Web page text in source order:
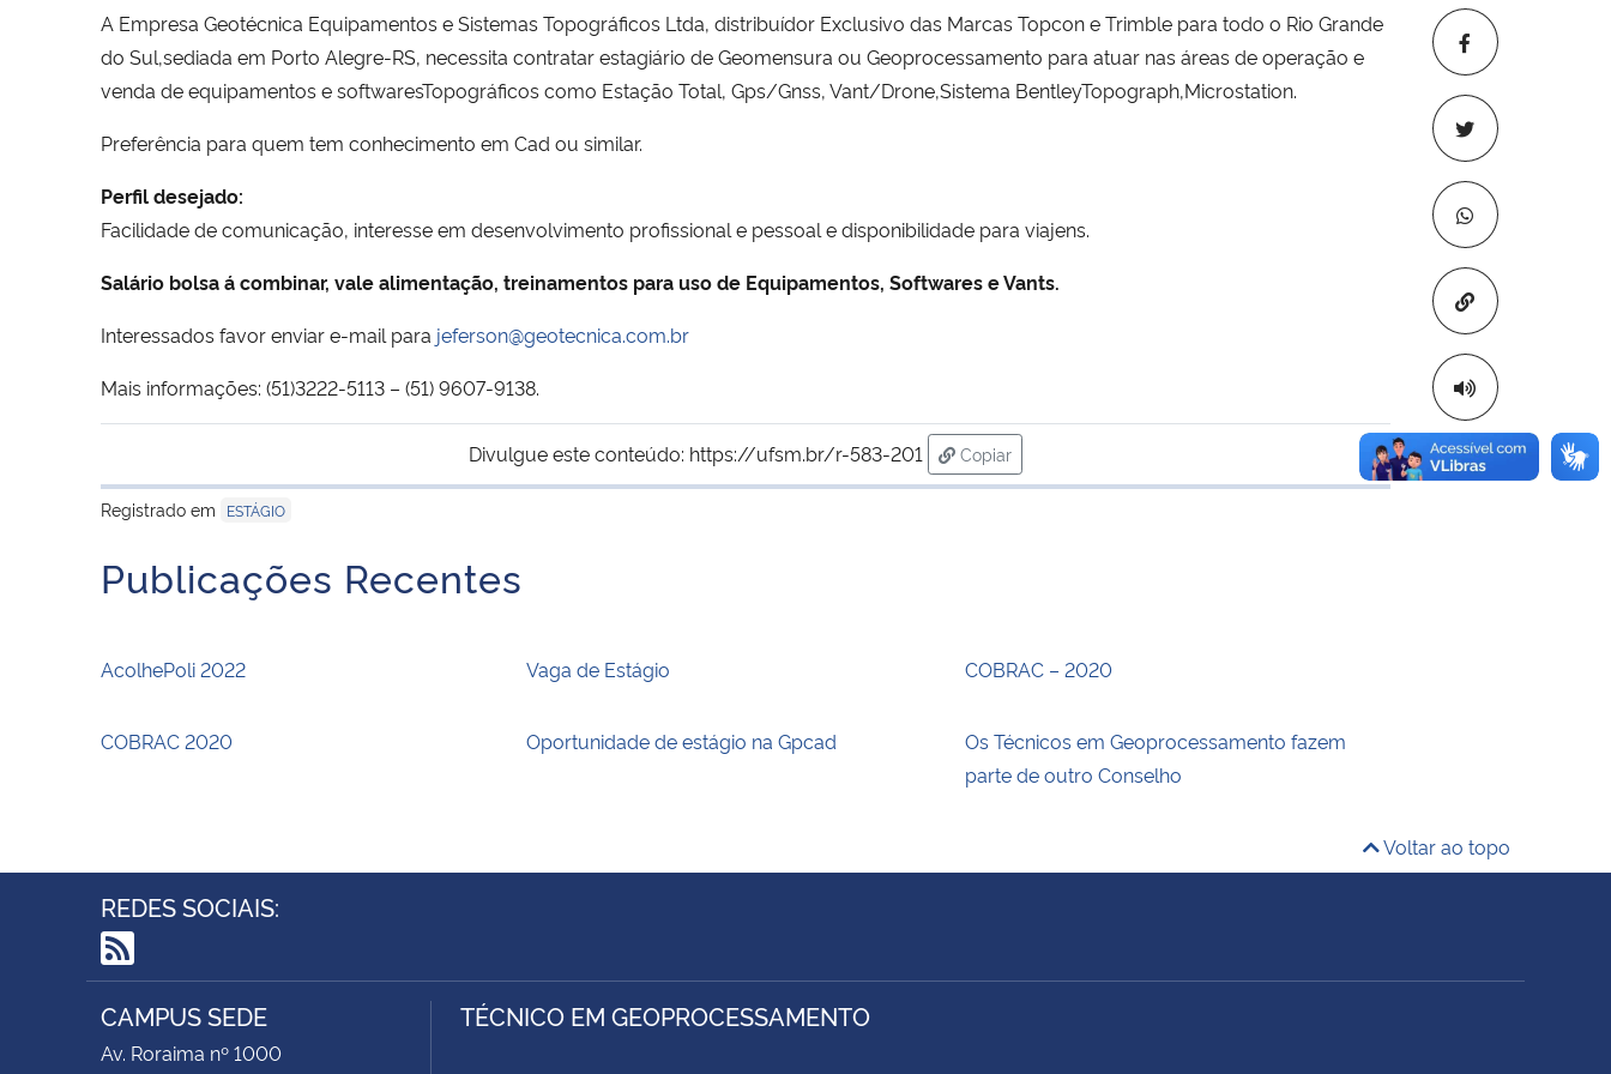
Copiar para
A Empresa Geotécnica Equipamentos e Sistemas Topográficos Ltda, distribuídor Exclusivo das Marcas Topcon e Trimble para todo o Rio Grande
do Sul,sediada em Porto Alegre-RS, necessita contratar estagiário de Geomensura ou Geoprocessamento para atuar nas áreas de operação e
venda de equipamentos e softwaresTopográficos como Estação Total, Gps/Gnss, Vant/Drone,Sistema BentleyTopograph,Microstation.
Preferência para quem tem conhecimento em Cad ou similar.
Perfil desejado:
Facilidade de comunicação, interesse em desenvolvimento profissional e pessoal e disponibilidade para viajens.
Salário bolsa á combinar, vale alimentação, treinamentos para uso de Equipamentos, Softwares e Vants.
Interessados favor enviar e-mail para jeferson@geotecnica.com.br
Mais informações: (51)3222-5113 – (51) 9607-9138.
Divulgue este conteúdo: https://ufsm.br/r-583-201
Copiar
para área de transferência
Registrado em
ESTÁGIO
Publicações Recentes
AcolhePoli 2022 Vaga de Estágio COBRAC – 2020
COBRAC 2020 Oportunidade de estágio na Gpcad
Os Técnicos em Geoprocessamento fazem
parte de outro Conselho
Voltar ao topo
REDES SOCIAIS:
RSS
CAMPUS SEDE
Av. Roraima nº 1000
TÉCNICO EM GEOPROCESSAMENTO